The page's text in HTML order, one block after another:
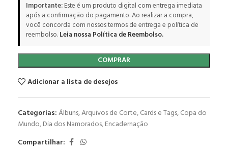
Importante:Este é um produto digital com entrega imediata
após a confirmação do pagamento. Ao realizar a compra,
você concorda com nossos termos de entrega e política de
reembolso.Leia nossa Política de Reembolso.
COMPRAR
Adicionar a lista de desejos
Categorias:Álbuns,Arquivos de Corte,Cards e Tags,Copa do
Mundo,Dia dos Namorados,Encadernação
Compartilhar: